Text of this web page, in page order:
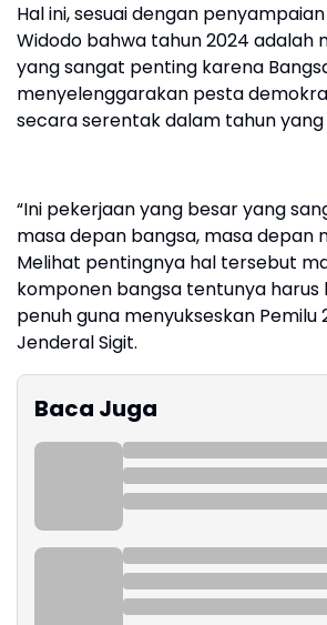
Hal ini, sesuai dengan
Widodo bahwa tahun 2024 adalah
yang sangat penting karena
menyelenggarakan pesta
secara serentak dalam tahun yang
“Ini pekerjaan yang besar yang
masa depan bangsa, masa depan
Melihat pentingnya hal tersebut
komponen bangsa tentunya
penuh guna menyukseskan Pemilu
Jenderal Sigit.
Baca Juga